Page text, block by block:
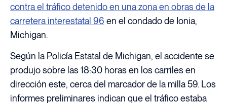
contra el tráfico detenido en una zona en obras de la
carretera interestatal 96 en el condado de Ionia,
Michigan.
Según la Policía Estatal de Michigan, el accidente se
produjo sobre las 18:30 horas en los carriles en
dirección este, cerca del marcador de la milla 59. Los
informes preliminares indican que el tráfico estaba